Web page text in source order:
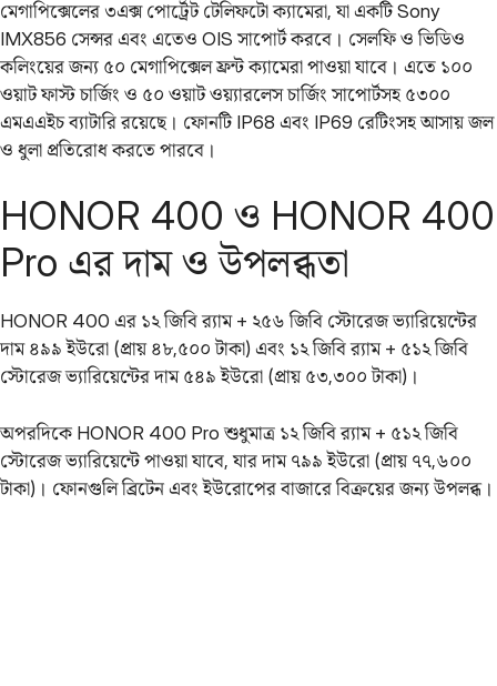
মেগাপিক্সেলের ৩এক্স পোর্ট্রেট টেলিফটো ক্যামেরা, যা একটি Sony
IMX856 সেন্সর এবং এতেও OIS সাপোর্ট করবে। সেলফি ও ভিডিও
কলিংয়ের জন্য ৫০ মেগাপিক্সেল ফ্রন্ট ক্যামেরা পাওয়া যাবে। এতে ১০০
ওয়াট ফাস্ট চার্জিং ও ৫০ ওয়াট ওয়্যারলেস চার্জিং সাপোর্টসহ ৫৩০০
এমএএইচ ব্যাটারি রয়েছে। ফোনটি IP68 এবং IP69 রেটিংসহ আসায় জল
ও ধুলা প্রতিরোধ করতে পারবে।
HONOR 400 ও HONOR 400
Pro এর দাম ও উপলব্ধতা
HONOR 400 এর ১২ জিবি র‌্যাম + ২৫৬ জিবি স্টোরেজ ভ্যারিয়েন্টের
দাম ৪৯৯ ইউরো (প্রায় ৪৮,৫০০ টাকা) এবং ১২ জিবি র‌্যাম + ৫১২ জিবি
স্টোরেজ ভ্যারিয়েন্টের দাম ৫৪৯ ইউরো (প্রায় ৫৩,৩০০ টাকা)।
অপরদিকে HONOR 400 Pro শুধুমাত্র ১২ জিবি র‌্যাম + ৫১২ জিবি
স্টোরেজ ভ্যারিয়েন্টে পাওয়া যাবে, যার দাম ৭৯৯ ইউরো (প্রায় ৭৭,৬০০
টাকা)। ফোনগুলি ব্রিটেন এবং ইউরোপের বাজারে বিক্রয়ের জন্য উপলব্ধ।